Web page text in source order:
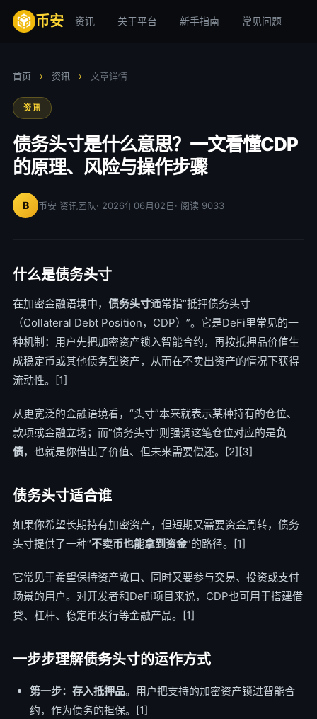
币安 资讯 关于平台 新手指南 常见问题
首页 › 资讯 › 文章详情
资讯
债务头寸是什么意思？一文看懂CDP
的原理、风险与操作步骤
B 币安 资讯团队· 2026年06月02日· 阅读 9033
什么是债务头寸
在加密金融语境中， 债务头寸通常指“抵押债务头寸
（Collateral Debt Position，CDP）”。它是DeFi里常见的一
种机制：用户先把加密资产锁入智能合约，再按抵押品价值生
成稳定币或其他债务型资产，从而在不卖出资产的情况下获得
流动性。[1]
从更宽泛的金融语境看，“头寸”本来就表示某种持有的仓位、
款项或金融立场；而“债务头寸”则强调这笔仓位对应的是负
债，也就是你借出了价值、但未来需要偿还。[2][3]
债务头寸适合谁
如果你希望长期持有加密资产，但短期又需要资金周转，债务
头寸提供了一种“不卖币也能拿到资金”的路径。[1]
它常见于希望保持资产敞口、同时又要参与交易、投资或支付
场景的用户。对开发者和DeFi项目来说，CDP也可用于搭建借
贷、杠杆、稳定币发行等金融产品。[1]
一步步理解债务头寸的运作方式
第一步：存入抵押品。用户把支持的加密资产锁进智能合
约，作为债务的担保。[1]